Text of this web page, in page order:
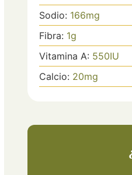
Sodio: 166mg
Fibra: 1g
Vitamina A: 550IU
Calcio: 20mg